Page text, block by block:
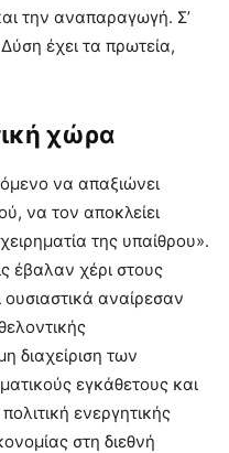
την αναπαραγωγή. Σ’
έχει τα πρωτεία,
χώρα
να απαξιώνει
να τον αποκλείει
της υπαίθρου».
έβαλαν χέρι στους
ουσιαστικά αναίρεσαν
διαχείριση των
εγκάθετους και
ενεργητικής
στη διεθνή